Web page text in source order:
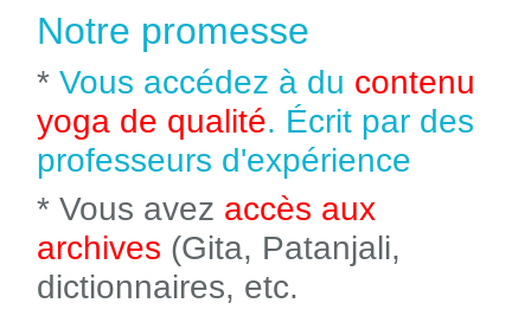
Notre promesse
* Vous accédez à du contenu
yoga de qualité. Écrit par des
professeurs d'expérience
* Vous avez accès aux
archives (Gita, Patanjali,
dictionnaires, etc.